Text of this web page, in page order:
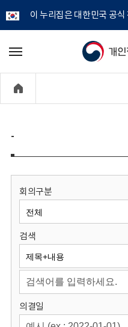
이 누리집은 대한민국 공
개
정
보
원
회
메
기
-
회의구분
검색
의결일